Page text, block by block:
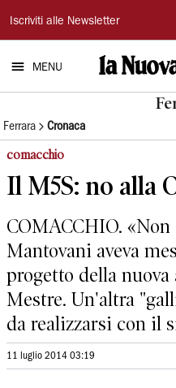
La
Nuova
Ferrara
Iscriviti alle Newsletter
MENU
Ferrara Cronaca
comacchio
Il M5S: no alla
COMACCHIO.
Mantovani aveva
progetto della
Mestre. Un'altra
da realizzarsi con il
11 luglio 2014 03:19